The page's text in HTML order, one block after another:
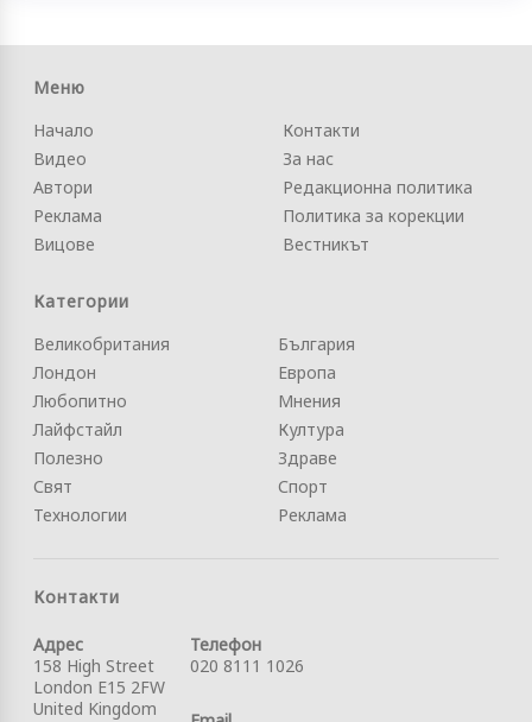
Меню
Начало
Видео
Автори
Реклама
Вицове
Контакти
За нас
Редакционна политика
Политика за корекции
Вестникът
Категории
Великобритания
Лондон
Любопитно
Лайфстайл
Полезно
Свят
Технологии
България
Европа
Мнения
Култура
Здраве
Спорт
Реклама
Контакти
Адрес
158 High Street
London E15 2FW
United Kingdom
Телефон
020 8111 1026